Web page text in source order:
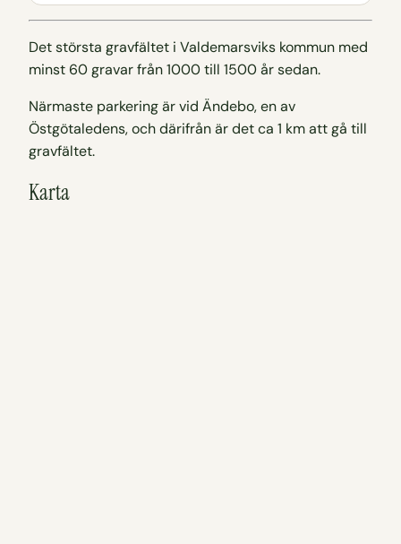
Det största gravfältet i Valdemarsviks kommun med
minst 60 gravar från 1000 till 1500 år sedan.
Närmaste parkering är vid Ändebo, en av
Östgötaledens, och därifrån är det ca 1 km att gå till
gravfältet.
Karta